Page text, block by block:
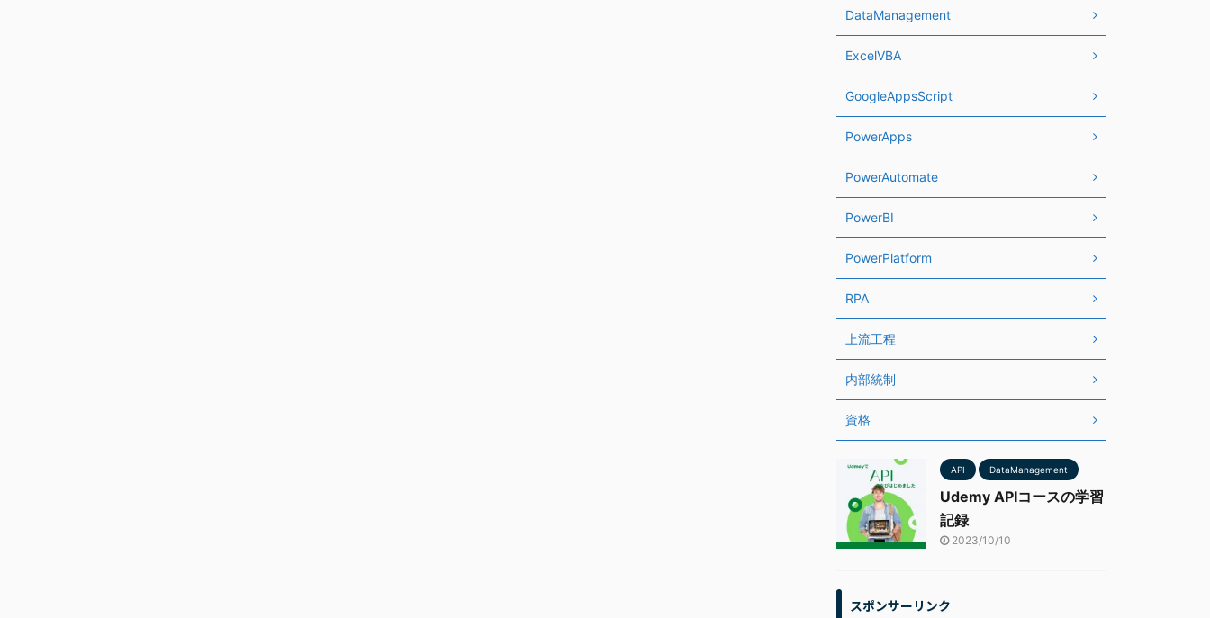
DataManagement
ExcelVBA
GoogleAppsScript
PowerApps
PowerAutomate
PowerBI
PowerPlatform
RPA
上流工程
内部統制
資格
API DataManagement
Udemy APIコースの学習
記録
2023/10/10
スポンサーリンク